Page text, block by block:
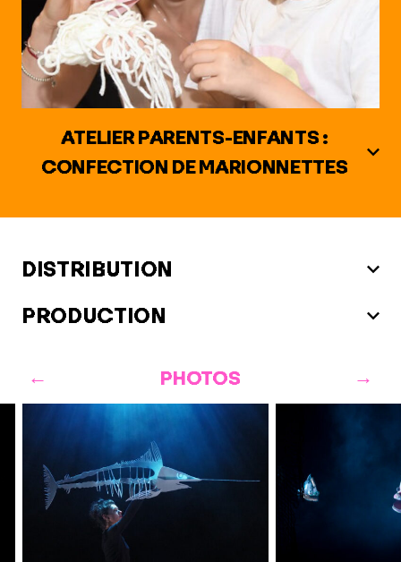
ATELIER PARENTS-ENFANTS :
CONFECTION DE MARIONNETTES
DISTRIBUTION
PRODUCTION
PHOTOS